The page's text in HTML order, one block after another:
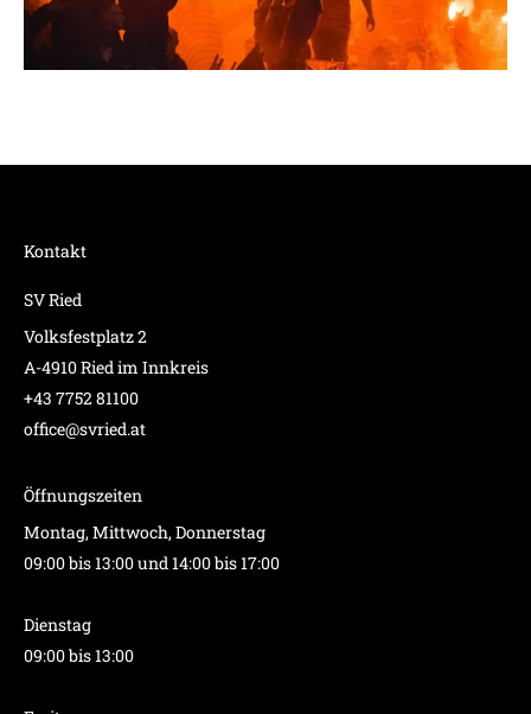
Kontakt
SV Ried
Volksfestplatz 2
A-4910 Ried im Innkreis
+43 7752 81100
office@svried.at
Öffnungszeiten
Montag, Mittwoch, Donnerstag
09:00 bis 13:00 und 14:00 bis 17:00
Dienstag
09:00 bis 13:00